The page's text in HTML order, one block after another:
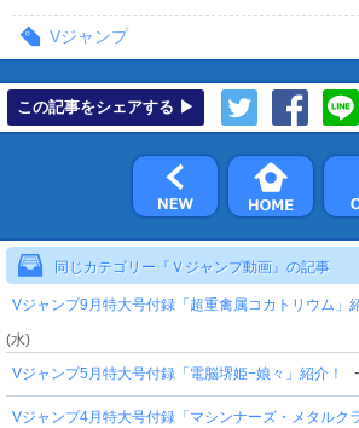
Vジャンプ
この記事をシェアする ▶
同じカテゴリー『Ｖジャンプ動画』の記事
Vジャンプ9月特大号付録「超重禽属コカトリウム」
(水)
Vジャンプ5月特大号付録「電脳堺姫−娘々」紹介！
-
Vジャンプ4月特大号付録「マシンナーズ・メタルク